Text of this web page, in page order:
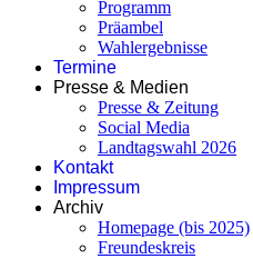
Programm
Präambel
Wahlergebnisse
Termine
Presse & Medien
Presse & Zeitung
Social Media
Landtagswahl 2026
Kontakt
Impressum
Archiv
Homepage (bis 2025)
Freundeskreis